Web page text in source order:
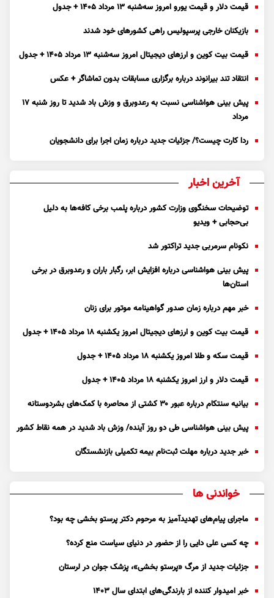
قیمت دلار و قیمت یورو امروز سه‌شنبه ۱۳ مرداد ۱۴۰۵ + جدول
بازیکنان خارجی پرسپولیس راهی کشور‌های خود شدند
قیمت بیت کوین و ارز‌های دیجیتال امروز سه‌شنبه ۱۳ مرداد ۱۴۰۵ + جدول
انتقاد تند بیرانوند درباره برگزاری مسابقات بدون تماشاگر + عکس
پیش بینی هواشناسی نسبت به رعدوبرق و وزش باد شدید تا روز شنبه ۱۷
مرداد
ردا کارت چیست؟/ جزئیات جدید درباره زمان اجرا برای دانشجویان
آخرین اخبار
توضیحات سخنگوی وزارت کشور درباره پلمب برخی کافه‌ها به دلیل
بی‌حجابی + ویدیو
نکونام سرمربی جدید تراکتور شد
پیش بینی هواشناسی درباره افزایش ابر، رگبار باران و رعدوبرق در برخی
استان‌ها
خبر مهم درباره زمان صدور گواهینامه موتور برای زنان
قیمت بیت کوین و ارز‌های دیجیتال امروز یکشنبه ۱۸ مرداد ۱۴۰۵ + جدول
قیمت سکه و طلا امروز یکشنبه ۱۸ مرداد ۱۴۰۵ + جدول
قیمت دلار و ارز امروز یکشنبه ۱۸ مرداد ۱۴۰۵ + جدول
بیانیه سنتکام درباره عبور ۳۰ کشتی از محاصره با کمک‌های بشردوستانه
پیش بینی هواشناسی طی دو روز آینده/ وزش باد شدید در همه نقاط کشور
خبر جدید درباره مهلت ثبت‌نام بیمه تکمیلی بازنشستگان
خواندنی ها
ماجرای پیام‌های تهدیدآمیز به مرحوم دکتر پرستو بخشی چه بود؟
چه کسی علی دایی را از حضور در دنیای سیاست منع کرده؟
جزئیات جدید از مرگ «پرستو بخشی»، پزشک جوان در لرستان
خبر امیدوار کننده از بارندگی‌های ابتدای سال ۱۴۰۳